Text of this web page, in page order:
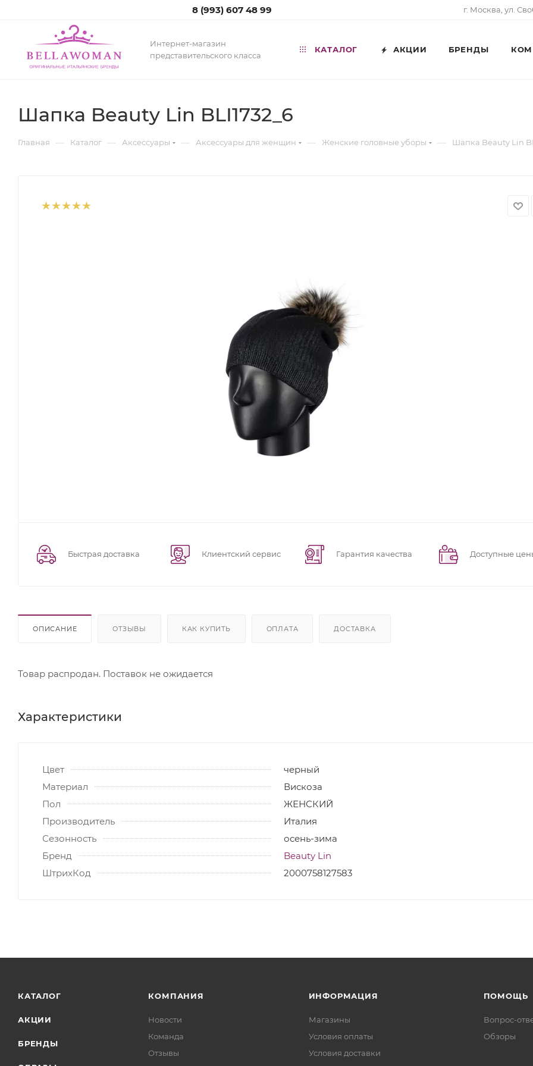
8 (993) 607 48 99 г. Москва, ул.
Интернет-магазин
представительского класса
КАТАЛОГ АКЦИИ БРЕНДЫ
Шапка Beauty Lin BLI1732_6
Главная — Каталог — Аксессуары — Аксессуары для женщин — Женские головные уборы — Шапка Beauty Lin
Быстрая доставка Клиентский сервис Гарантия качества Доступные
ОПИСАНИЕ ОТЗЫВЫ КАК КУПИТЬ ОПЛАТА ДОСТАВКА
Товар распродан. Поставок не ожидается
Характеристики
Цвет
черный
Материал
Вискоза
Пол
ЖЕНСКИЙ
Производитель
Италия
Сезонность
осень-зима
Бренд
Beauty Lin
ШтрихКод
2000758127583
КАТАЛОГ
АКЦИИ
БРЕНДЫ
КОМПАНИЯ
Новости
Команда
Отзывы
ИНФОРМАЦИЯ
Магазины
Условия оплаты
Условия доставки
ПОМОЩЬ
Вопрос-
Обзоры